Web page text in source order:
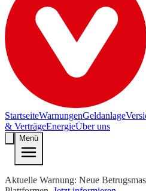
StartseiteWarnungenGeldanlage
& VerträgeEnergieÜber uns
Menü
Aktuelle Warnung: Neue